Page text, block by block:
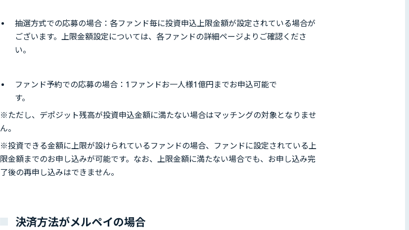
抽選方式での応募の場合：各ファンド毎に投資申込上限金額が設定されている場合が
ございます。上限金額設定については、各ファンドの詳細ページよりご確認くださ
い。
ファンド予約での応募の場合：1ファンドお一人様1億円までお申込可能で
す。
※ただし、デポジット残高が投資申込金額に満たない場合はマッチングの対象となりませ
ん。
※投資できる金額に上限が設けられているファンドの場合、ファンドに設定されている上
限金額までのお申し込みが可能です。なお、上限金額に満たない場合でも、お申し込み完
了後の再申し込みはできません。
決済方法がメルペイの場合